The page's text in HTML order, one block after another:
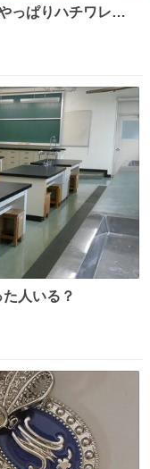
っぱりハチワレの
わの「エ゛ッ!?(い
面白すぎる。
人いる？